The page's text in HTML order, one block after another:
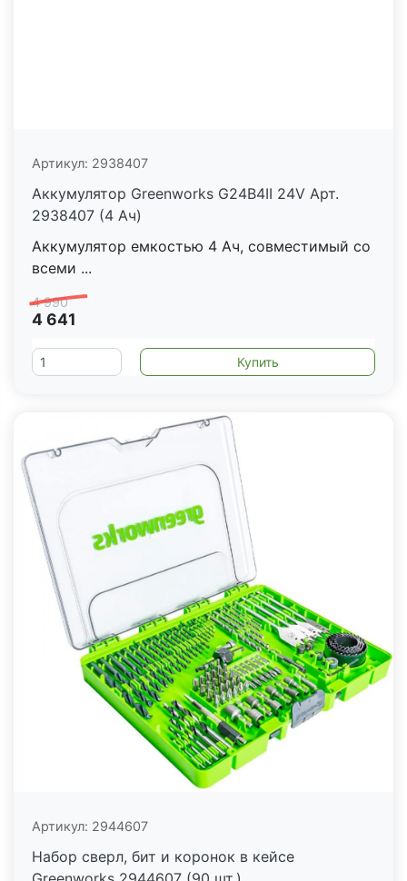
Артикул: 2938407
Аккумулятор Greenworks G24B4II 24V Арт.
2938407 (4 Ач)
Аккумулятор емкостью 4 Ач, совместимый со
всеми ...
4 990
4 641
Артикул: 2944607
Набор сверл, бит и коронок в кейсе